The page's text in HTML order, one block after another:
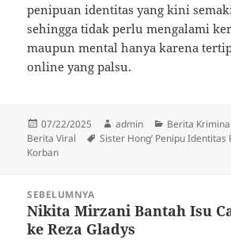
penipuan identitas yang kini
sehingga tidak perlu mengalami
maupun mental hanya karena
online yang palsu.
Diposkan
pada
07/22/2025 Penulis
admin Kategori
Berita Kriminal
Berita Viral
Tag
Sister Hong’ Penipu Identitas
Korban
SEBELUMNYA
Pos
sebelumnya:
Nikita Mirzani Bantah Isu
ke Reza Gladys